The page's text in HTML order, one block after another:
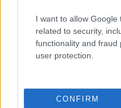
I want to allow Google
related to security,
functionality and
user protection.
CONFIRM